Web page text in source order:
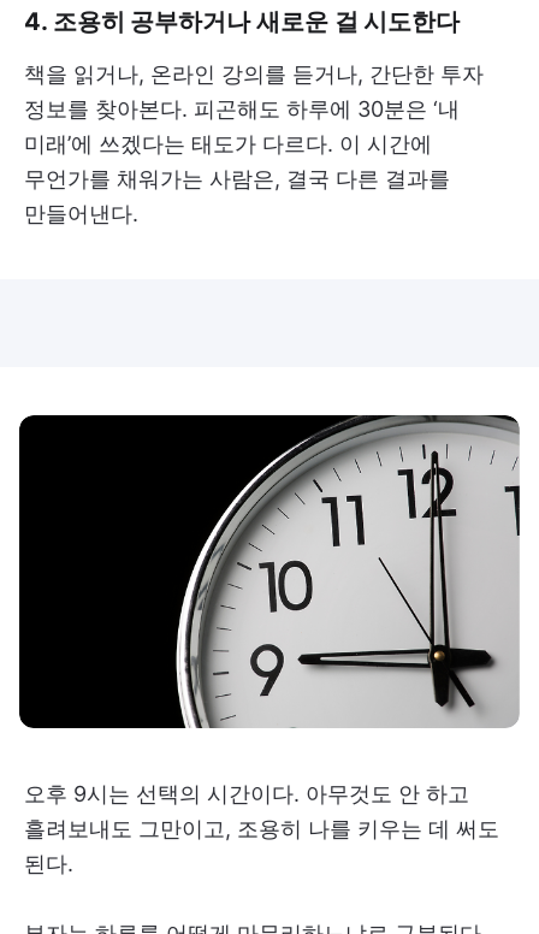
4. 조용히 공부하거나 새로운 걸 시도한다
책을 읽거나, 온라인 강의를 듣거나, 간단한 투자
정보를 찾아본다. 피곤해도 하루에 30분은 ‘내
미래’에 쓰겠다는 태도가 다르다. 이 시간에
무언가를 채워가는 사람은, 결국 다른 결과를
만들어낸다.
오후 9시는 선택의 시간이다. 아무것도 안 하고
흘려보내도 그만이고, 조용히 나를 키우는 데 써도
된다.